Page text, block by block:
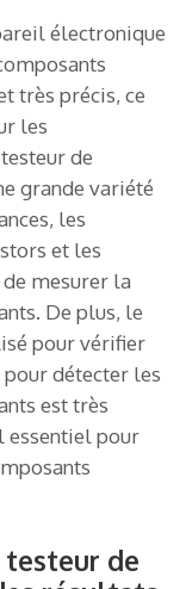
électronique
très précis, ce
les
de
grande variété
les
et les
mesurer la
De plus, le
pour vérifier
pour détecter les
est très
essentiel pour
de